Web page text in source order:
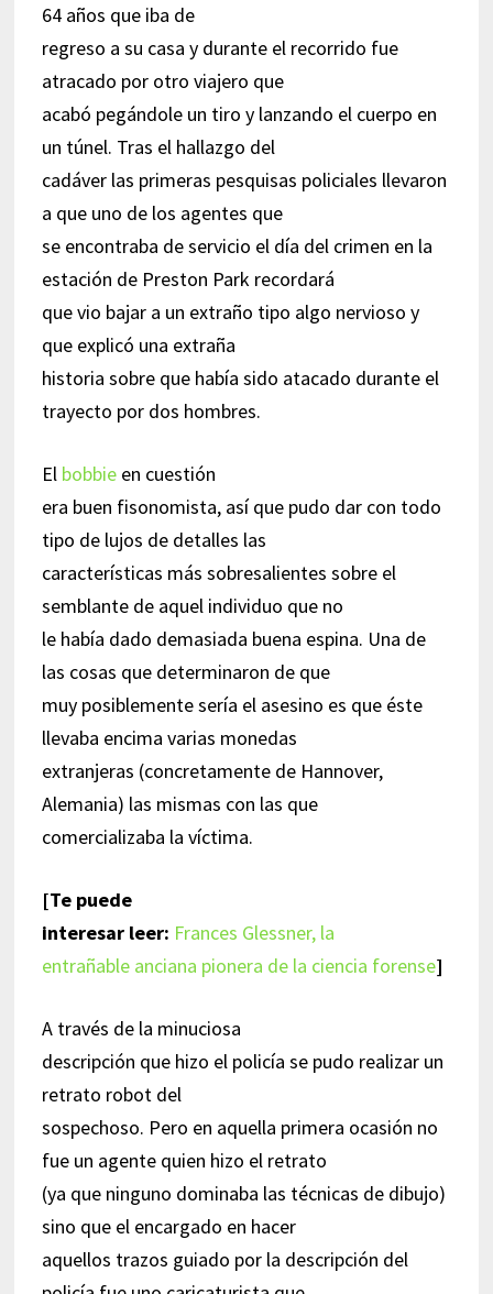
64 años que iba de
regreso a su casa y durante el recorrido fue
atracado por otro viajero que
acabó pegándole un tiro y lanzando el cuerpo en
un túnel. Tras el hallazgo del
cadáver las primeras pesquisas policiales llevaron
a que uno de los agentes que
se encontraba de servicio el día del crimen en la
estación de Preston Park recordará
que vio bajar a un extraño tipo algo nervioso y
que explicó una extraña
historia sobre que había sido atacado durante el
trayecto por dos hombres.
El bobbieen cuestión
era buen fisonomista, así que pudo dar con todo
tipo de lujos de detalles las
características más sobresalientes sobre el
semblante de aquel individuo que no
le había dado demasiada buena espina. Una de
las cosas que determinaron de que
muy posiblemente sería el asesino es que éste
llevaba encima varias monedas
extranjeras (concretamente de Hannover,
Alemania) las mismas con las que
comercializaba la víctima.
[Te puede
interesar leer: Frances Glessner, la
entrañable anciana pionera de la ciencia forense]
A través de la minuciosa
descripción que hizo el policía se pudo realizar un
retrato robot del
sospechoso. Pero en aquella primera ocasión no
fue un agente quien hizo el retrato
(ya que ninguno dominaba las técnicas de dibujo)
sino que el encargado en hacer
aquellos trazos guiado por la descripción del